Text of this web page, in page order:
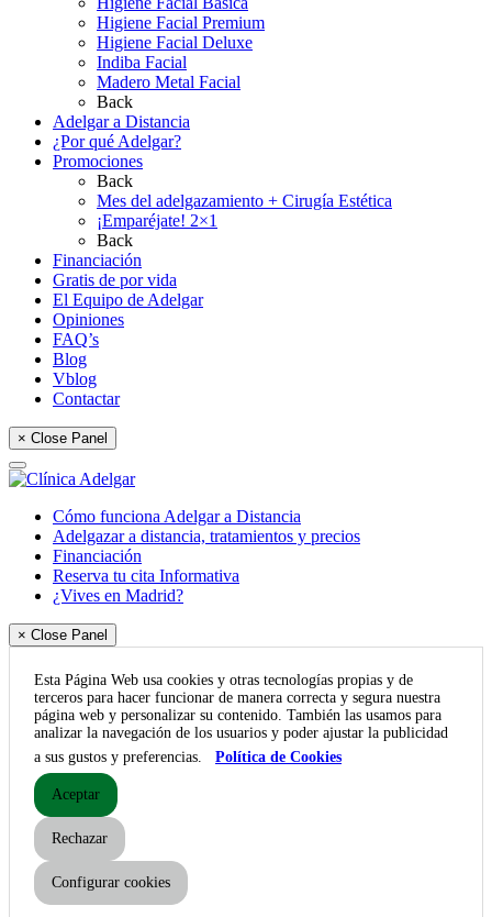
Higiene Facial Premium
Higiene Facial Deluxe
Indiba Facial
Madero Metal Facial
Back
Adelgar a Distancia
¿Por qué Adelgar?
Promociones
Back
Mes del adelgazamiento + Cirugía Estética
¡Emparéjate! 2×1
Back
Financiación
Gratis de por vida
El Equipo de Adelgar
Opiniones
FAQ’s
Blog
Vblog
Contactar
× Close Panel
Cómo funciona Adelgar a Distancia
Adelgazar a distancia, tratamientos y precios
Financiación
Reserva tu cita Informativa
¿Vives en Madrid?
× Close Panel
Esta Página Web usa cookies y otras tecnologías propias y de
terceros para hacer funcionar de manera correcta y segura nuestra
página web y personalizar su contenido. También las usamos para
analizar la navegación de los usuarios y poder ajustar la publicidad
a sus gustos y preferencias.
Política de Cookies
Aceptar
Rechazar
Configurar cookies